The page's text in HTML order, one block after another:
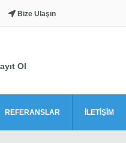
Bize Ulaşın
Ol
REFERANSLAR İLETİŞİM